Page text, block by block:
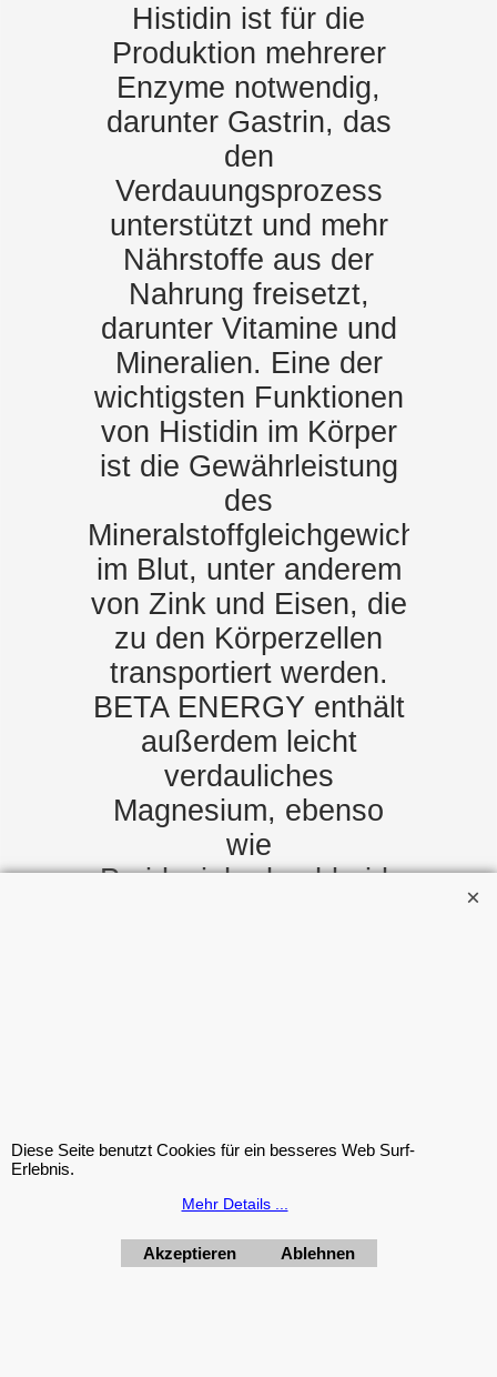
Histidin ist für die
Produktion mehrerer
Enzyme notwendig,
darunter Gastrin, das
den
Verdauungsprozess
unterstützt und mehr
Nährstoffe aus der
Nahrung freisetzt,
darunter Vitamine und
Mineralien. Eine der
wichtigsten Funktionen
von Histidin im Körper
ist die Gewährleistung
des
Mineralstoffgleichgewichts
im Blut, unter anderem
von Zink und Eisen, die
zu den Körperzellen
transportiert werden.
BETA ENERGY enthält
außerdem leicht
verdauliches
Magnesium, ebenso
wie
Pyridoxinhydrochlorid,
dies ermöglicht Ihnen
Diese Seite benutzt Cookies für ein besseres Web Surf-
Erlebnis.
Mehr Details ...
Akzeptieren Ablehnen